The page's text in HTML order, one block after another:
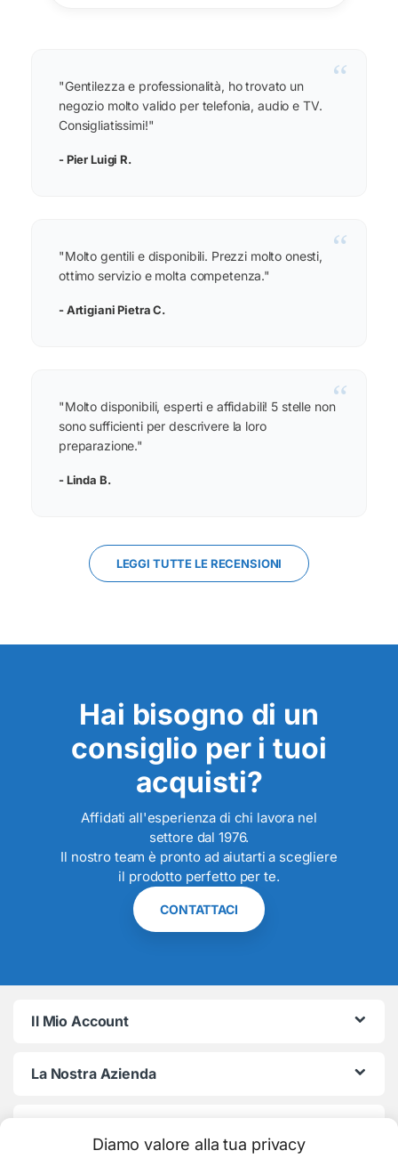
Diamo valore alla tua privacy
“
"Gentilezza e professionalità, ho trovato un
negozio molto valido per telefonia, audio e TV.
Consigliatissimi!"
- Pier Luigi R.
“
"Molto gentili e disponibili. Prezzi molto onesti,
ottimo servizio e molta competenza."
- Artigiani Pietra C.
“
"Molto disponibili, esperti e affidabili! 5 stelle non
sono sufficienti per descrivere la loro
preparazione."
- Linda B.
LEGGI TUTTE LE RECENSIONI
Hai bisogno di un
consiglio per i tuoi
acquisti?
Affidati all'esperienza di chi lavora nel
settore dal 1976.
Il nostro team è pronto ad aiutarti a scegliere
il prodotto perfetto per te.
CONTATTACI
Il Mio Account
La Nostra Azienda